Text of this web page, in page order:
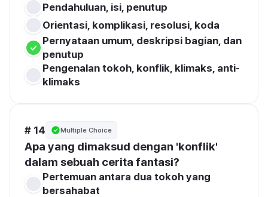
Pendahuluan, isi, penutup
Orientasi, komplikasi, resolusi, koda
Pernyataan umum, deskripsi bagian, dan
penutup
Pengenalan tokoh, konflik, klimaks, anti-
klimaks
# 14 Multiple Choice
Apa yang dimaksud dengan 'konflik'
dalam sebuah cerita fantasi?
Pertemuan antara dua tokoh yang
bersahabat